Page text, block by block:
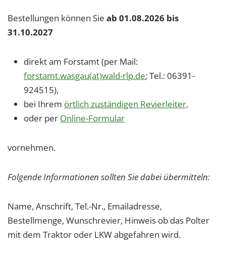
Bestellungen können Sie ab 01.08.2026 bis
31.10.2027
direkt am Forstamt (per Mail:
forstamt.wasgau(at)wald-rlp.de; Tel.: 06391-
924515),
bei Ihrem örtlich zuständigen Revierleiter,
oder per Online-Formular
vornehmen.
Folgende Informationen sollten Sie dabei übermitteln:
Name, Anschrift, Tel.-Nr., Emailadresse,
Bestellmenge, Wunschrevier, Hinweis ob das Polter
mit dem Traktor oder LKW abgefahren wird.